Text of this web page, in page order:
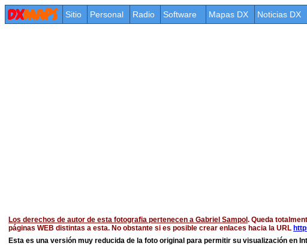
Sitio Personal Radio Software Mapas DX Noticias DX
Los derechos de autor de esta fotografia pertenecen a Gabriel Sampol. Queda
páginas WEB distintas a esta. No obstante si es posible crear enlaces hacia la URL
Esta es una versión muy reducida de la foto original para permitir su visualización en